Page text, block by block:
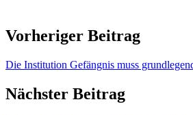
Vorheriger Beitrag
Die Institution Gefängnis muss
Nächster Beitrag